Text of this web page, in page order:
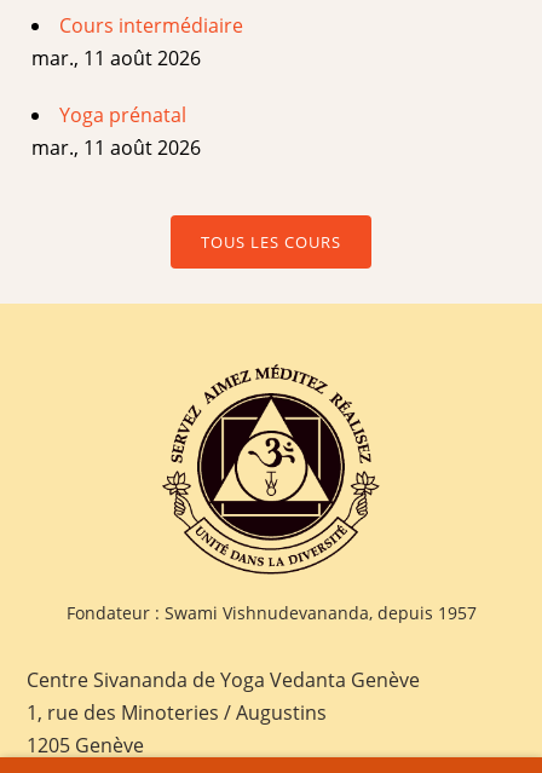
Cours intermédiaire
mar., 11 août 2026
Yoga prénatal
mar., 11 août 2026
TOUS LES COURS
Fondateur : Swami Vishnudevananda, depuis 1957
Centre Sivananda de Yoga Vedanta Genève
1, rue des Minoteries / Augustins
1205 Genève